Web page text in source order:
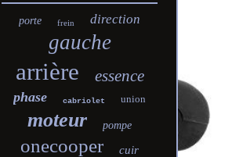
porte frein direction
gauche
arrière essence
phase cabriolet union
moteur pompe
onecooper cuir